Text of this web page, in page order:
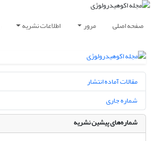
صفحه اصلی مرور اطلاعات نشریه
مقالات آماده انتشار
شماره جاری
شماره‌های پیشین نشریه